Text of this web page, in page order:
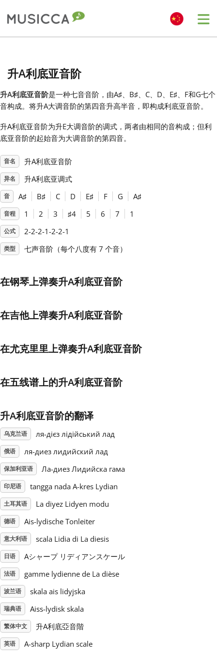
Български
Dansk
Deutsch
English
Français
Português
Русский
Svenska
Українська
简体中文
繁體中文
升A利底亚音阶
升A利底亚音阶是一种七音音阶，由A♯、B♯、C、D、E♯、F和G七个
音构成。将升A大调音阶的第四音升高半音，即构成利底亚音阶。
升A利底亚音阶为升E大调音阶的调式，两者由相同的音构成；但利
底亚音阶的起始音为大调音阶的第四音。
音名 升A利底亚音阶
异名 升A利底亚调式
音 A♯ B♯ C D E♯ F G A♯
音程 1 2 3 ♯4 5 6 7 1
公式 2-2-2-1-2-2-1
类型 七声音阶（每个八度有 7 个音）
在钢琴上弹奏升A利底亚音阶
在吉他上弹奏升A利底亚音阶
在尤克里里上弹奏升A利底亚音阶
在五线谱上的升A利底亚音阶
升A利底亚音阶的翻译
乌克兰语 ля-дієз лідійський лад
俄语 ля-диез лидийский лад
保加利亚语 Ла-диез Лидийска гама
印尼语 tangga nada A-kres Lydian
土耳其语 La diyez Lidyen modu
德语 Ais-lydische Tonleiter
意大利语 scala Lidia di La diesis
日语 Aシャープ リディアンスケール
法语 gamme lydienne de La dièse
波兰语 skala ais lidyjska
瑞典语 Aiss-lydisk skala
繁体中文 升A利底亞音階
英语 A-sharp Lydian scale